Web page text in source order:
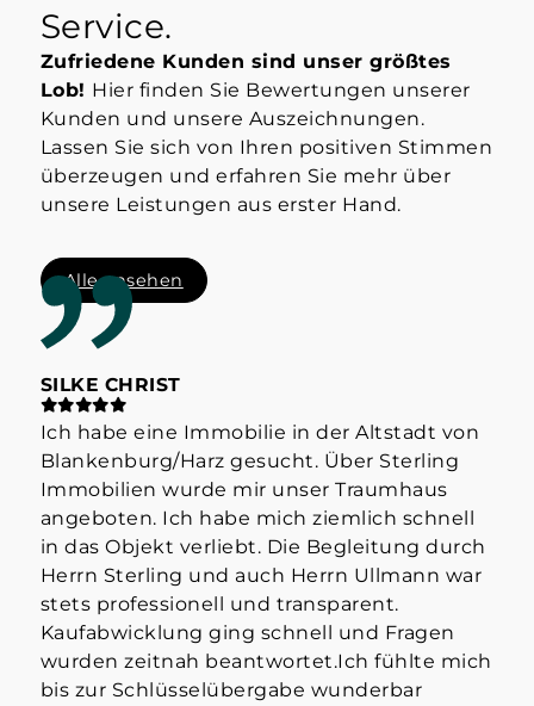
Service.
Zufriedene Kunden sind unser größtes
Lob! Hier finden Sie Bewertungen unserer
Kunden und unsere Auszeichnungen.
Lassen Sie sich von Ihren positiven Stimmen
überzeugen und erfahren Sie mehr über
unsere Leistungen aus erster Hand.
Alle ansehen
SILKE CHRIST
Ich habe eine Immobilie in der Altstadt von
Blankenburg/Harz gesucht. Über Sterling
Immobilien wurde mir unser Traumhaus
angeboten. Ich habe mich ziemlich schnell
in das Objekt verliebt. Die Begleitung durch
Herrn Sterling und auch Herrn Ullmann war
stets professionell und transparent.
Kaufabwicklung ging schnell und Fragen
wurden zeitnah beantwortet.Ich fühlte mich
bis zur Schlüsselübergabe wunderbar